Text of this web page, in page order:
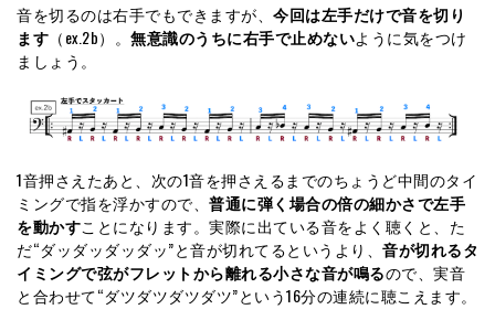
音を切るのは右手でもできますが、 今回は左手だけで音を切り
ます （ex.2b）。 無意識のうちに右手で止めないように気をつけ
ましょう。
1音押さえたあと、次の1音を押さえるまでのちょうど中間のタイ
ミングで指を浮かすので、 普通に弾く場合の倍の細かさで左手
を動かすことになります。実際に出ている音をよく聴くと、た
だ“ダッダッダッダッ”と音が切れてるというより、 音が切れるタ
イミングで弦がフレットから離れる小さな音が鳴るので、実音
と合わせて“ダツダツダツダツ”という16分の連続に聴こえます。